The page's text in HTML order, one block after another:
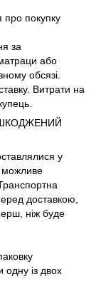
про покупку
за
або
обсязі.
Витрати на
у
можливе
доставкою,
ніж буде
із двох